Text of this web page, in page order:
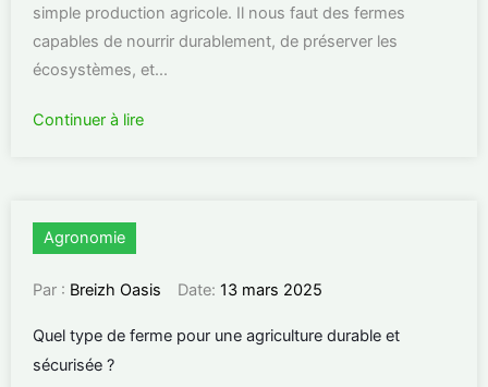
simple production agricole. Il nous faut des fermes
capables de nourrir durablement, de préserver les
écosystèmes, et...
Continuer à lire
Agronomie
Par : Breizh Oasis Date: 13 mars 2025
Quel type de ferme pour une agriculture durable et
sécurisée ?